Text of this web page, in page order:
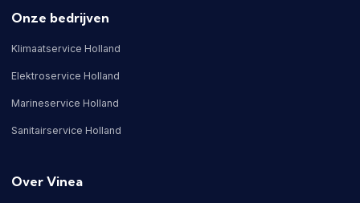
Onze bedrijven
Klimaatservice Holland
Elektroservice Holland
Marineservice Holland
Sanitairservice Holland
Over Vinea